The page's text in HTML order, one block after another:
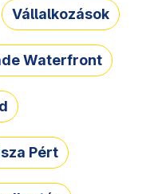
Vállalkozások
Waterfront
Pért